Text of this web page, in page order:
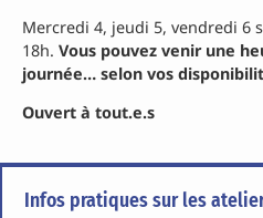
Mercredi 4, jeudi 5, vendredi 6
18h. Vous pouvez venir une
journée… selon vos
Ouvert à tout.e.s
Infos pratiques sur les